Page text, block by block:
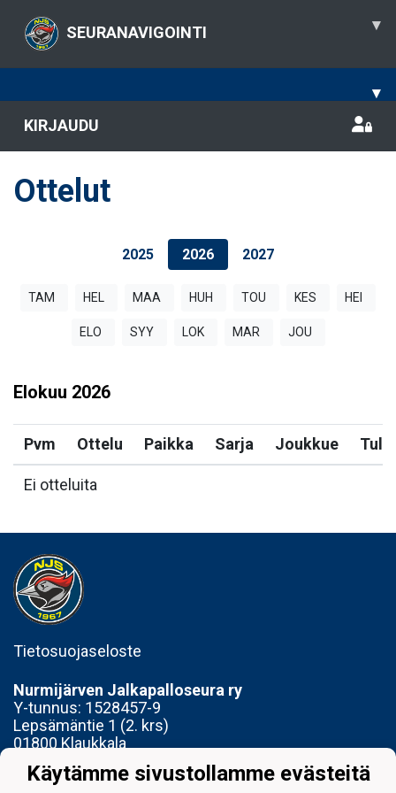
SEURANAVIGOINTI ▾
▾
KIRJAUDU
Ottelut
2025 2026 2027
TAM HEL MAA HUH TOU KES HEI
ELO SYY LOK MAR JOU
Elokuu 2026
Pvm Ottelu Paikka Sarja Joukkue
Ei otteluita
Tietosuojaseloste
Nurmijärven Jalkapalloseura ry
Y-tunnus: 1528457-9
Lepsämäntie 1 (2. krs)
01800 Klaukkala
Toimisto avoinna Ti 14-17 ja To 15-18
Käytämme sivustollamme evästeitä